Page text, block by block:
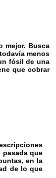
mejor. Busca
menos
fósil de una
que cobrar
pasada que
en la
de lo que